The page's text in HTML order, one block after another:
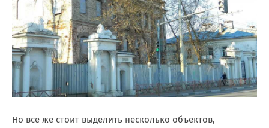
Но все же стоит выделить несколько объектов,